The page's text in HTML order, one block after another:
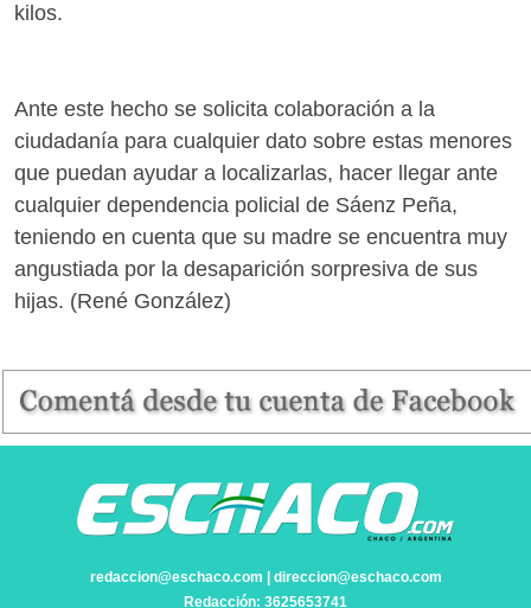
kilos.
Ante este hecho se solicita colaboración a la
ciudadanía para cualquier dato sobre estas menores
que puedan ayudar a localizarlas, hacer llegar ante
cualquier dependencia policial de Sáenz Peña,
teniendo en cuenta que su madre se encuentra muy
angustiada por la desaparición sorpresiva de sus
hijas. (René González)
redaccion@eschaco.com | direccion@eschaco.com
Redacción: 3625653741